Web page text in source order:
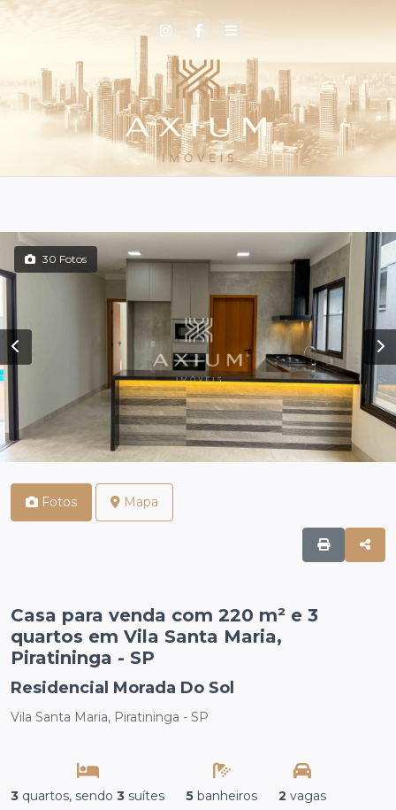
30 Fotos
Fotos Mapa
Casa para venda com 220 m² e 3
quartos em Vila Santa Maria,
Piratininga - SP
Residencial Morada Do Sol
Vila Santa Maria, Piratininga - SP
3 quartos, sendo 3 suítes 5 banheiros 2 vagas